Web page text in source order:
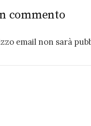
commento
email non sarà